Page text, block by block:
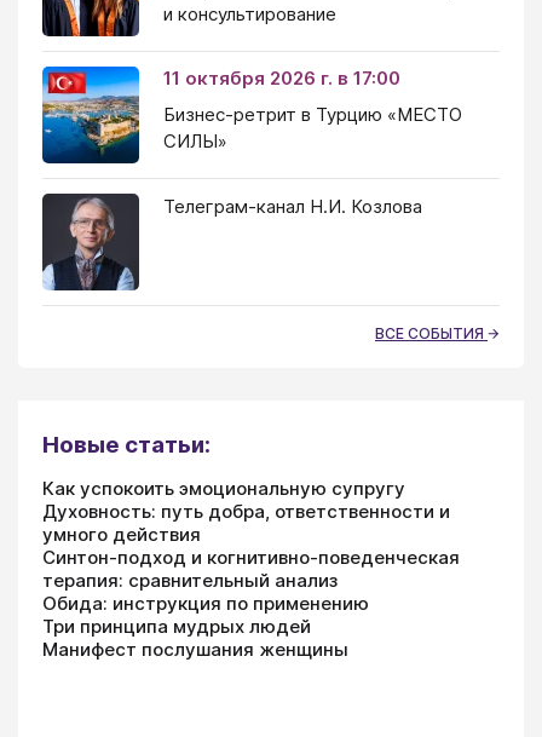
и консультирование
11 октября 2026 г. в 17:00
Бизнес-ретрит в Турцию «МЕСТО
СИЛЫ»
Телеграм-канал Н.И. Козлова
ВСЕ СОБЫТИЯ
Новые статьи:
Как успокоить эмоциональную супругу
Духовность: путь добра, ответственности и
умного действия
Синтон-подход и когнитивно-поведенческая
терапия: сравнительный анализ
Обида: инструкция по применению
Три принципа мудрых людей
Манифест послушания женщины